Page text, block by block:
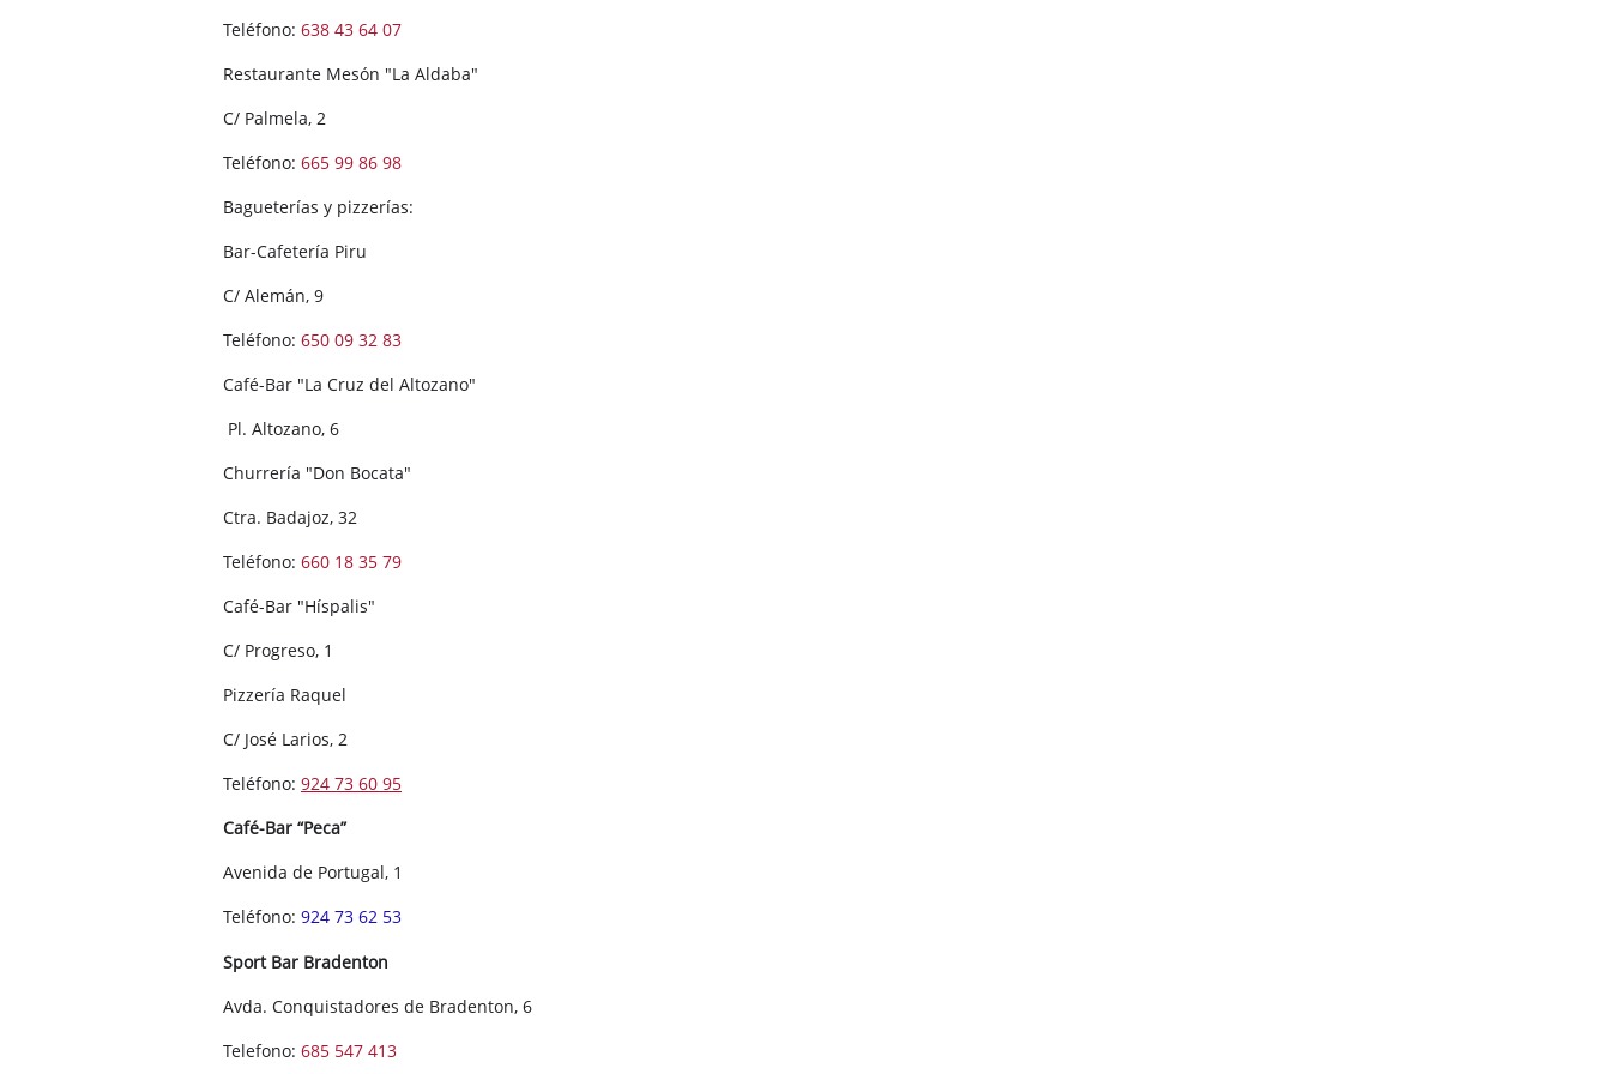
Teléfono: 638 43 64 07
Restaurante Mesón "La Aldaba"
C/ Palmela, 2
Teléfono: 665 99 86 98
Bagueterías y pizzerías:
Bar-Cafetería Piru
C/ Alemán, 9
Teléfono: 650 09 32 83
Café-Bar "La Cruz del Altozano"
Pl. Altozano, 6
Churrería "Don Bocata"
Ctra. Badajoz, 32
Teléfono: 660 18 35 79
Café-Bar "Híspalis"
C/ Progreso, 1
Pizzería Raquel
C/ José Larios, 2
Teléfono: 924 73 60 95
Café-Bar “Peca”
Avenida de Portugal, 1
Teléfono: 924 73 62 53
Sport Bar Bradenton
Avda. Conquistadores de Bradenton, 6
Telefono: 685 547 413